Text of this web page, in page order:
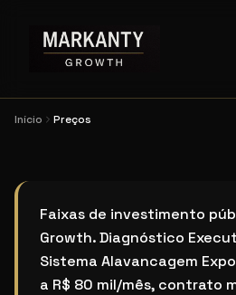
Início Preços
Preços Markanty Growth,
Faixas de investimento
Growth. Diagnóstico
Sistema Alavancagem
a R$ 80 mil/mês, contrato